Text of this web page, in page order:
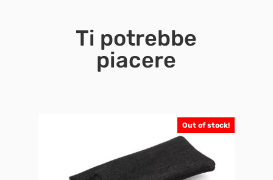
Ti potrebbe
piacere
Out of stock!